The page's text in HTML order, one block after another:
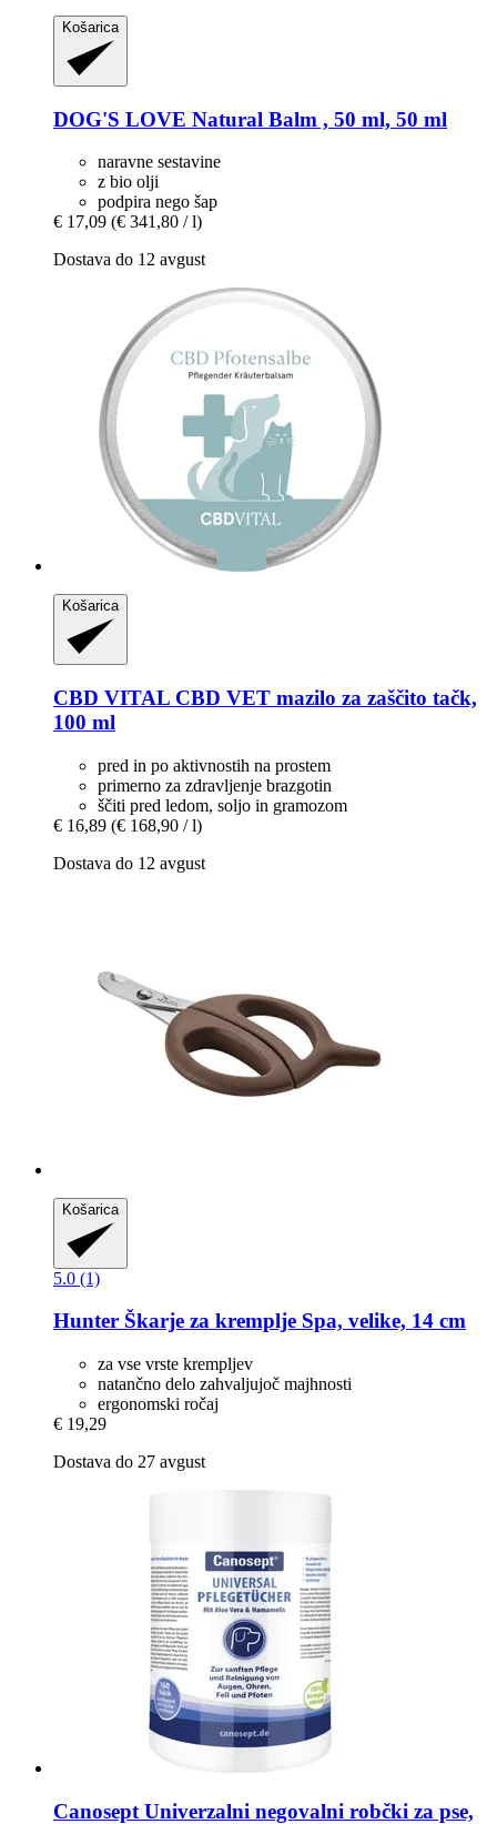
Košarica
DOG'S LOVE Natural Balm , 50 ml, 50 ml
naravne sestavine
z bio olji
podpira nego šap
€ 17,09 (€ 341,80 / l)
Dostava do 12 avgust
Košarica
CBD VITAL CBD VET mazilo za zaščito tačk,
100 ml
pred in po aktivnostih na prostem
primerno za zdravljenje brazgotin
ščiti pred ledom, soljo in gramozom
€ 16,89 (€ 168,90 / l)
Dostava do 12 avgust
Košarica
5.0 (1)
Hunter Škarje za kremplje Spa, velike, 14 cm
za vse vrste krempljev
natančno delo zahvaljujoč majhnosti
ergonomski ročaj
€ 19,29
Dostava do 27 avgust
Canosept Univerzalni negovalni robčki za pse,